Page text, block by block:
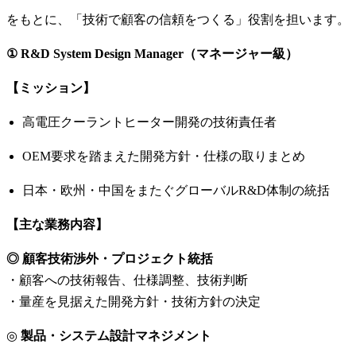
をもとに、「技術で顧客の信頼をつくる」役割を担います。
① R&D System Design Manager（マネージャー級）
【ミッション】
高電圧クーラントヒーター開発の技術責任者
OEM要求を踏まえた開発方針・仕様の取りまとめ
日本・欧州・中国をまたぐグローバルR&D体制の統括
【主な業務内容】
◎ 顧客技術渉外・プロジェクト統括
・顧客への技術報告、仕様調整、技術判断
・量産を見据えた開発方針・技術方針の決定
◎ 製品・システム設計マネジメント